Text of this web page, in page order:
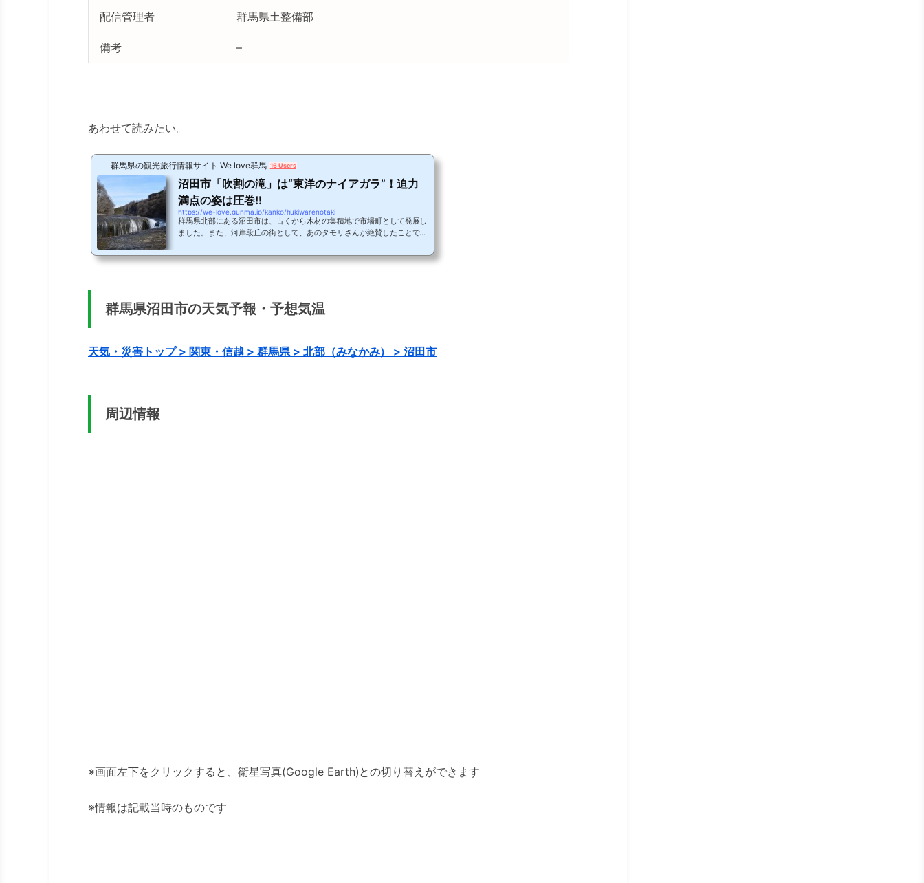
配信管理者 群馬県土整備部
備考 –
あわせて読みたい。
群馬県の観光旅行情報サイト We love群馬 16 Users
沼田市「吹割の滝」は“東洋のナイアガラ”！迫力
満点の姿は圧巻!!
https://we-love.gunma.jp/kanko/hukiwarenotaki
群馬県北部にある沼田市は、古くから木材の集積地で市場町として発展し
ました。また、河岸段丘の街として、あのタモリさんが絶賛したことでも
存知ですか？落差7ｍ、滝幅30ｍにもおよび、その姿は荒々しくも美しい
を間近で！いざ吹割の滝へ見晴らし台か...
群馬県沼田市の天気予報・予想気温
天気・災害トップ > 関東・信越 > 群馬県 > 北部（みなかみ） > 沼田市
周辺情報
※画面左下をクリックすると、衛星写真(Google Earth)との切り替えができます
※情報は記載当時のものです